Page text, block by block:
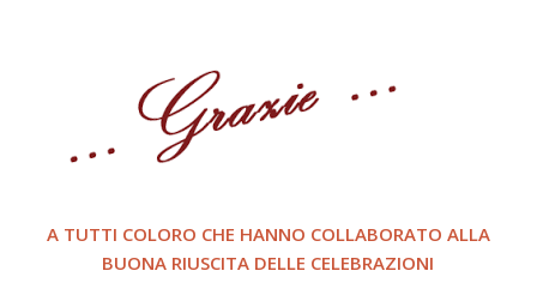
A TUTTI COLORO CHE HANNO COLLABORATO ALLA
BUONA RIUSCITA DELLE CELEBRAZIONI